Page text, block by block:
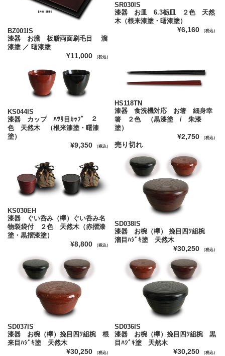
BZ001IS
漆器 お膳 板膳両面刷毛目 溜
漆塗 ／ 曙漆塗
¥11,000 （税込）
SR030IS
漆器 お皿 6.3栃皿 ２色 天然
木（根来漆塗・曙漆塗）
¥6,160 （税込）
KS044IS
漆器 カップ ﾊﾂﾘ目ｶｯﾌﾟ ２
色 天然木 （根来漆塗・曙漆
塗）
¥9,350 （税込）
HS118TN
漆器 食洗機対応 お箸 細身幸
箸 ２色 （黒漆塗 / 朱漆
塗）
¥2,750 （税込）
売り切れ
KS030EH
漆器 ぐい呑み（欅）ぐい呑み名
物裂袋付 ２色 天然木（赤摺漆
塗・黒摺漆塗）
¥8,800 （税込）
SD038IS
漆器 お椀（欅） 挽目四ﾂ組椀
溜目ﾊｼﾞｷ塗 天然木
¥30,250 （税込）
SD037IS
漆器 お椀（欅）挽目四ﾂ組椀 根
来目ﾊｼﾞｷ塗 天然木
¥30,250 （税込）
SD036IS
漆器 お椀（欅）挽目四ﾂ組椀 黒
目ﾊｼﾞｷ塗 天然木
¥30,250 （税込）